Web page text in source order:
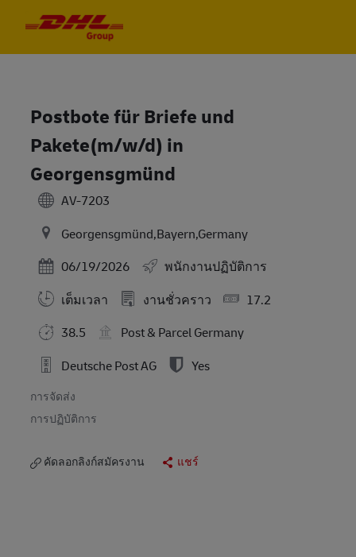
Postbote für Briefe und
Pakete(m/w/d) in
Georgensgmünd
AV-7203
Georgensgmünd,Bayern,Germany
Posted Date
06/19/2026
พนักงานปฏิบัติการ
เต็มเวลา
งานชั่วคราว
17.2
38.5
Post & Parcel Germany
Deutsche Post AG
Yes
การจัดส่ง
การปฏิบัติการ
คัดลอกลิงก์สมัครงาน แชร์